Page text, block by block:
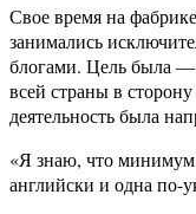
Свое время на
занимались
блогами. Цель была —
всей страны в
деятельность была
«Я знаю, что
английски и одна по-